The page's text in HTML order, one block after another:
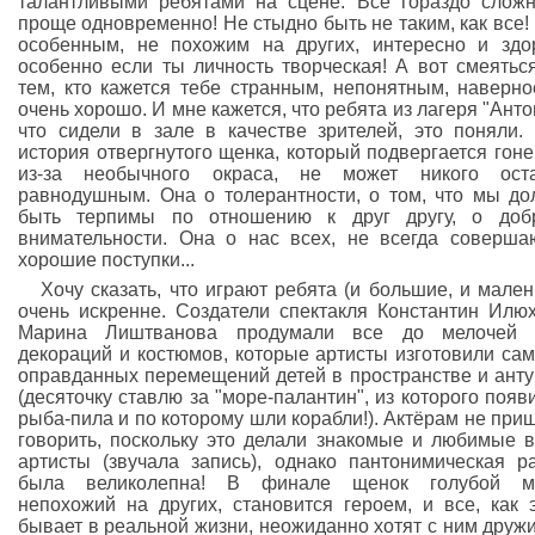
проще одновременно! Не стыдно быть не таким, как все!
особенным, не похожим на других, интересно и
особенно если ты личность творческая! А вот
тем, кто кажется тебе странным, непонятным,
очень хорошо. И мне кажется, что ребята из лагеря
что сидели в зале в качестве зрителей, это поняли.
история отвергнутого щенка, который подвергается
из-за необычного окраса, не может никого
равнодушным. Она о толерантности, о том, что мы
быть терпимы по отношению к друг другу, о
внимательности. Она о нас всех, не всегда
хорошие поступки...
Хочу сказать, что играют ребята (и большие, и
очень искренне. Создатели спектакля Константин
Марина Лиштванова продумали все до
декораций и костюмов, которые артисты изготовили
оправданных перемещений детей в пространстве и
(десяточку ставлю за "море-палантин", из которого
рыба-пила и по которому шли корабли!). Актёрам не
говорить, поскольку это делали знакомые и любимые
артисты (звучала запись), однако пантонимическая
была великолепна! В финале щенок голубой
непохожий на других, становится героем, и все, как
бывает в реальной жизни, неожиданно хотят с ним